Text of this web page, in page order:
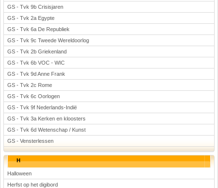
GS - Tvk 9b Crisisjaren
GS - Tvk 2a Egypte
GS - Tvk 6a De Republiek
GS - Tvk 9c Tweede Wereldoorlog
GS - Tvk 2b Griekenland
GS - Tvk 6b VOC - WIC
GS - Tvk 9d Anne Frank
GS - Tvk 2c Rome
GS - Tvk 6c Oorlogen
GS - Tvk 9f Nederlands-Indië
GS - Tvk 3a Kerken en kloosters
GS - Tvk 6d Wetenschap / Kunst
GS - Vensterlessen
H
Halloween
Herfst op het digibord